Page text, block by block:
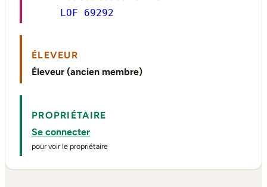
LOF 69292
ÉLEVEUR
Éleveur (ancien membre)
PROPRIÉTAIRE
Se connecter
pour voir le propriétaire